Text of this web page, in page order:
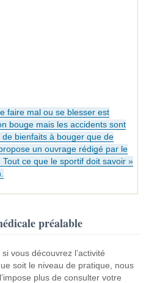
faire mal ou se blesser est
bouge mais les accidents sont
bienfaits à bouger que de
un ouvrage rédigé par le
ce que le sportif doit savoir »
préalable
vous découvrez l’activité
soit le niveau de pratique, nous
plus de consulter votre